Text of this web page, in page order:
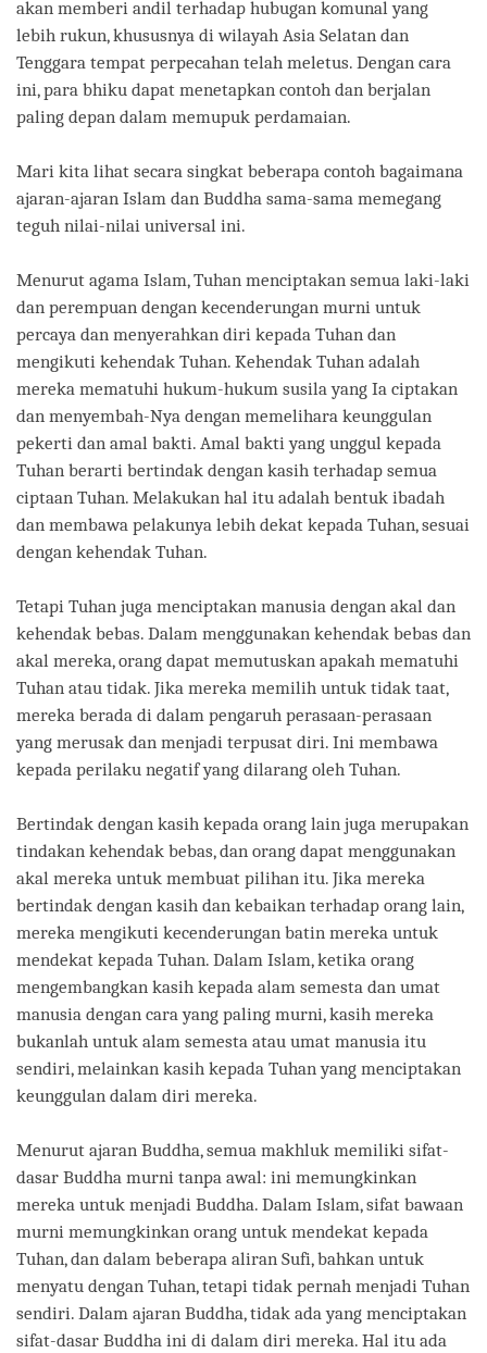
akan memberi andil terhadap hubugan komunal yang
lebih rukun, khususnya di wilayah Asia Selatan dan
Tenggara tempat perpecahan telah meletus. Dengan cara
ini, para bhiku dapat menetapkan contoh dan berjalan
paling depan dalam memupuk perdamaian.
Mari kita lihat secara singkat beberapa contoh bagaimana
ajaran-ajaran Islam dan Buddha sama-sama memegang
teguh nilai-nilai universal ini.
Menurut agama Islam, Tuhan menciptakan semua laki-laki
dan perempuan dengan kecenderungan murni untuk
percaya dan menyerahkan diri kepada Tuhan dan
mengikuti kehendak Tuhan. Kehendak Tuhan adalah
mereka mematuhi hukum-hukum susila yang Ia ciptakan
dan menyembah-Nya dengan memelihara keunggulan
pekerti dan amal bakti. Amal bakti yang unggul kepada
Tuhan berarti bertindak dengan kasih terhadap semua
ciptaan Tuhan. Melakukan hal itu adalah bentuk ibadah
dan membawa pelakunya lebih dekat kepada Tuhan, sesuai
dengan kehendak Tuhan.
Tetapi Tuhan juga menciptakan manusia dengan akal dan
kehendak bebas. Dalam menggunakan kehendak bebas dan
akal mereka, orang dapat memutuskan apakah mematuhi
Tuhan atau tidak. Jika mereka memilih untuk tidak taat,
mereka berada di dalam pengaruh perasaan-perasaan
yang merusak dan menjadi terpusat diri. Ini membawa
kepada perilaku negatif yang dilarang oleh Tuhan.
Bertindak dengan kasih kepada orang lain juga merupakan
tindakan kehendak bebas, dan orang dapat menggunakan
akal mereka untuk membuat pilihan itu. Jika mereka
bertindak dengan kasih dan kebaikan terhadap orang lain,
mereka mengikuti kecenderungan batin mereka untuk
mendekat kepada Tuhan. Dalam Islam, ketika orang
mengembangkan kasih kepada alam semesta dan umat
manusia dengan cara yang paling murni, kasih mereka
bukanlah untuk alam semesta atau umat manusia itu
sendiri, melainkan kasih kepada Tuhan yang menciptakan
keunggulan dalam diri mereka.
Menurut ajaran Buddha, semua makhluk memiliki sifat-
dasar Buddha murni tanpa awal: ini memungkinkan
mereka untuk menjadi Buddha. Dalam Islam, sifat bawaan
murni memungkinkan orang untuk mendekat kepada
Tuhan, dan dalam beberapa aliran Sufi, bahkan untuk
menyatu dengan Tuhan, tetapi tidak pernah menjadi Tuhan
sendiri. Dalam ajaran Buddha, tidak ada yang menciptakan
sifat-dasar Buddha ini di dalam diri mereka. Hal itu ada